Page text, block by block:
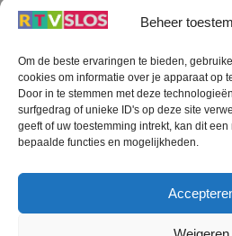
Beheer
Om de beste ervaringen te bieden,
cookies om informatie over je apparaat op
Door in te stemmen met deze
surfgedrag of unieke ID's op deze site
geeft of uw toestemming intrekt, kan dit
bepaalde functies en mogelijkheden.
RTV SLOS
RTV SLOS ANBI